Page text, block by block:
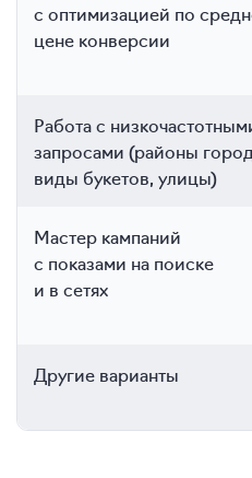
с оптимизацией по
цене конверсии
Работа с
запросами (районы
виды букетов, улицы)
Мастер кампаний
с показами на поиске
и в сетях
Другие варианты